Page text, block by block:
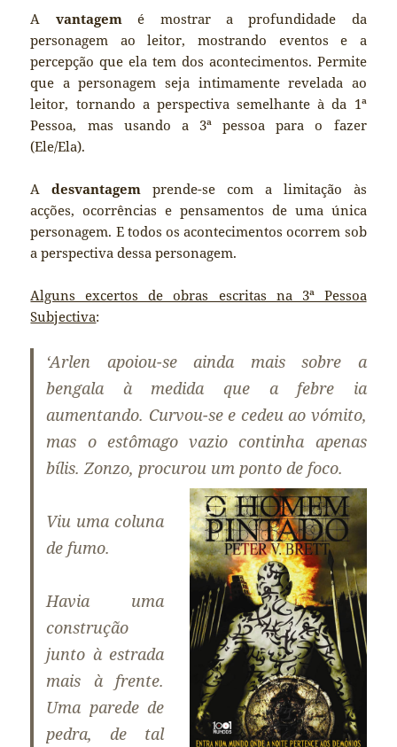
A vantagemé mostrar a profundidade da
personagem ao leitor, mostrando eventos e a
percepção que ela tem dos acontecimentos. Permite
que a personagem seja intimamente revelada ao
leitor, tornando a perspectiva semelhante à da 1ª
Pessoa, mas usando a 3ª pessoa para o fazer
(Ele/Ela).
Adesvantagem prende-se com a limitação às
acções, ocorrências e pensamentos de uma única
personagem. E todos os acontecimentos ocorrem sob
a perspectiva dessa personagem.
Alguns excertos de obras escritas na 3ª Pessoa
Subjectiva:
‘Arlen apoiou-se ainda mais sobre a
bengala à medida que a febre ia
aumentando. Curvou-se e cedeu ao vómito,
mas o estômago vazio continha apenas
bílis. Zonzo, procurou umponto de foco.
Viu uma coluna
de fumo.
Havia uma
construção
junto à estrada
mais à frente.
Uma parede de
pedra, de tal